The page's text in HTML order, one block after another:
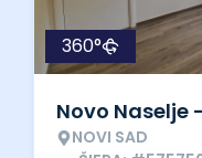
360°
Novo Naselje
NOVI SAD